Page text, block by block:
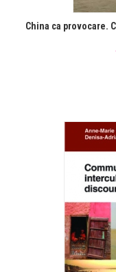
China ca provocare.